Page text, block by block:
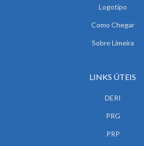
Logotipo
Como Chegar
Sobre Limeira
LINKS ÚTEIS
DERI
PRG
PRP